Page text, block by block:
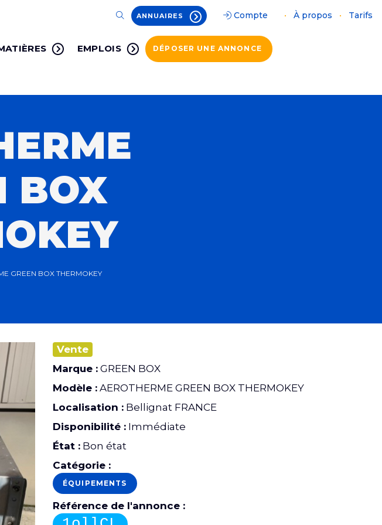
ANNUAIRES Compte • À propos • Tarifs
EMPLOIS DÉPOSER UNE ANNONCE
BOX
GREEN BOX THERMOKEY
Vente
Marque : GREEN BOX
Modèle : AEROTHERME GREEN BOX THERMOKEY
Localisation : Bellignat FRANCE
Disponibilité : Immédiate
État : Bon état
Catégorie :
ÉQUIPEMENTS
Référence de l'annonce :